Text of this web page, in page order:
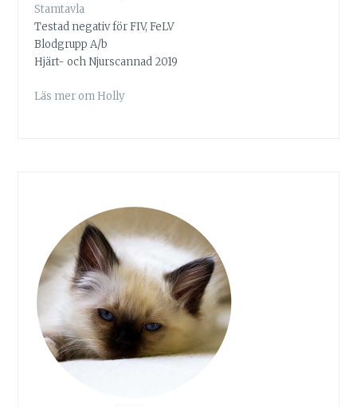
Stamtavla
Testad negativ för FIV, FeLV
Blodgrupp A/b
Hjärt- och Njurscannad 2019
Läs mer om Holly